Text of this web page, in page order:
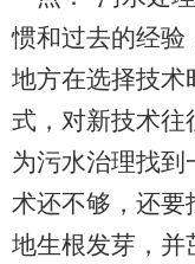
惯和过去的经验
地方在选择技术
式，对新技术往
为污水治理找到
术还不够，还要
地生根发芽，并